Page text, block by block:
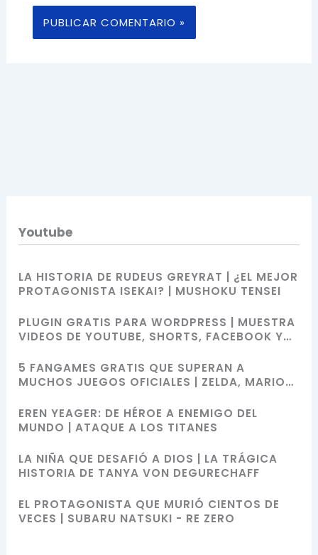
Youtube
LA HISTORIA DE RUDEUS GREYRAT | ¿EL MEJOR
PROTAGONISTA ISEKAI? | MUSHOKU TENSEI
PLUGIN GRATIS PARA WORDPRESS | MUESTRA
VIDEOS DE YOUTUBE, SHORTS, FACEBOOK Y
5 FANGAMES GRATIS QUE SUPERAN A
MUCHOS JUEGOS OFICIALES | ZELDA, MARIO
EREN YEAGER: DE HÉROE A ENEMIGO DEL
MUNDO | ATAQUE A LOS TITANES
LA NIÑA QUE DESAFIÓ A DIOS | LA TRÁGICA
HISTORIA DE TANYA VON DEGURECHAFF
EL PROTAGONISTA QUE MURIÓ CIENTOS DE
VECES | SUBARU NATSUKI - RE ZERO